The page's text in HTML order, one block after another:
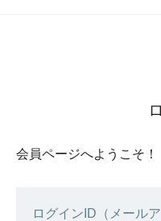
会員ページへようこそ！
ログインID（メール